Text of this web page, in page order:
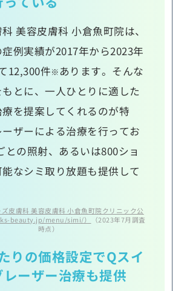
美容皮膚科 小倉魚町院は、
例実績が2017年から2023年
12,300件※あります。そんな
とに、一人ひとりに適した
を提案してくれるのが特
ザーによる治療を行ってお
との照射、あるいは800ショ
なシミ取り放題も提供して
皮膚科 美容皮膚科 小倉魚町院クリニック公
beauty.jp/menu/simi/）
（2023年7月調査
時点）
りの価格設定でQスイ
レーザー治療も提供